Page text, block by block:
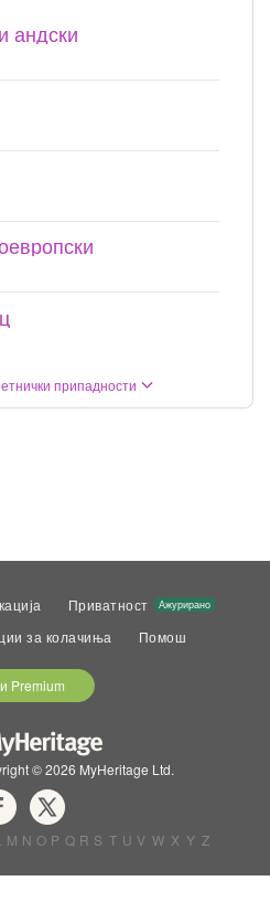
андски
припадности
Приватност Ажурирано
за колачиња Помош
Premium
© 2026 MyHeritage Ltd.
M N O P Q R S T U V W X Y Z